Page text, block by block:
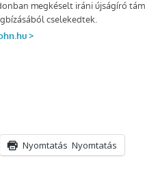
Nyomtatás Nyomtatás